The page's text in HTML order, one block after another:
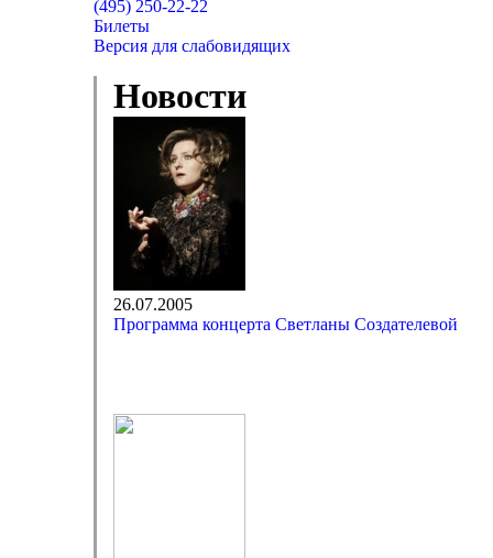
(495) 250-22-22
Билеты
Версия для слабовидящих
Новости
26.07.2005
Программа концерта Светланы Создателевой